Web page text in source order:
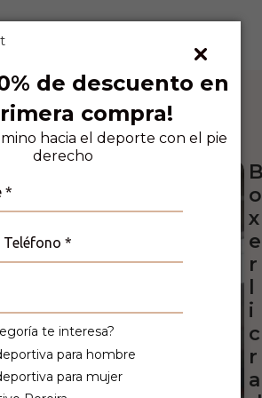
de descuento en
compra!
hacia el deporte con el pie
derecho
te interesa?
para hombre
para mujer
este producto ahora
o
x
e
r
i
c
r
a